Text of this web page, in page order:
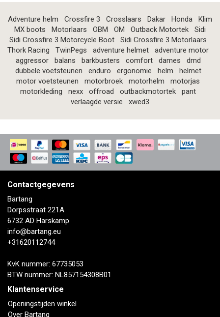
Adventure helm Crossfire 3 Crosslaars Dakar Honda
Klim
MX boots
Motorlaars OBM OM Outback Motortek
Sidi
Sidi Crossfire 3 Motorcycle Boot
Sidi Crossfire 3 Motorlaars
Thork Racing
TwinPegs adventure helmet
adventure motor
aggressor
balans barkbusters comfort dames
dmd
dubbele voetsteunen
enduro ergonomie helm
helmet
motor voetsteunen
motorbroek motorhelm
motorjas
motorkleding
nexx offroad outbackmotortek
pant
verlaagde versie
xwed3
Contactgegevens
Bartang
Dorpsstraat 221A
6732 AD Harskamp
info@bartang.eu
+31620112744
KvK nummer: 67735053
BTW nummer: NL857154308B01
Klantenservice
Openingstijden winkel
Over Bartang